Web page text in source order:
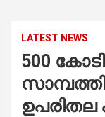
LATEST NEWS
500
ഉപരിതല